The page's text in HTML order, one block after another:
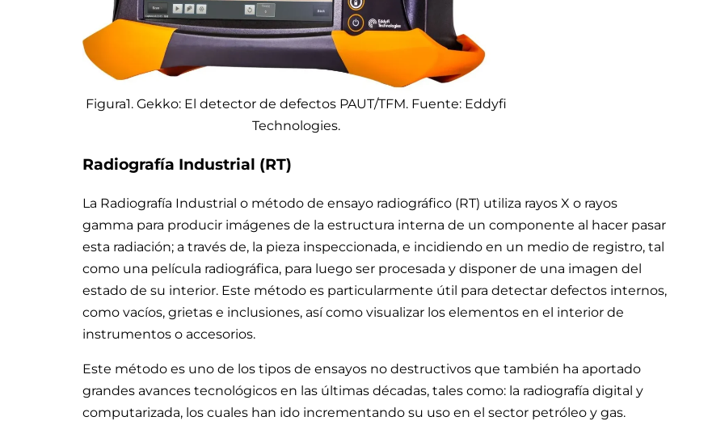
Figura1. Gekko: El detector de defectos PAUT/TFM. Fuente: Eddyfi
Technologies.
Radiografía Industrial (RT)
La Radiografía Industrial o método de ensayo radiográfico (RT) utiliza rayos X o rayos
gamma para producir imágenes de la estructura interna de un componente al hacer pasar
esta radiación; a través de, la pieza inspeccionada, e incidiendo en un medio de registro, tal
como una película radiográfica, para luego ser procesada y disponer de una imagen del
estado de su interior. Este método es particularmente útil para detectar defectos internos,
como vacíos, grietas e inclusiones, así como visualizar los elementos en el interior de
instrumentos o accesorios.
Este método es uno de los tipos de ensayos no destructivos que también ha aportado
grandes avances tecnológicos en las últimas décadas, tales como: la radiografía digital y
computarizada, los cuales han ido incrementando su uso en el sector petróleo y gas.